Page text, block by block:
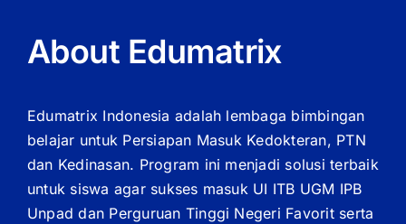
About Edumatrix
Edumatrix Indonesia adalah lembaga bimbingan
belajar untuk Persiapan Masuk Kedokteran, PTN
dan Kedinasan. Program ini menjadi solusi terbaik
untuk siswa agar sukses masuk UI ITB UGM IPB
Unpad dan Perguruan Tinggi Negeri Favorit serta